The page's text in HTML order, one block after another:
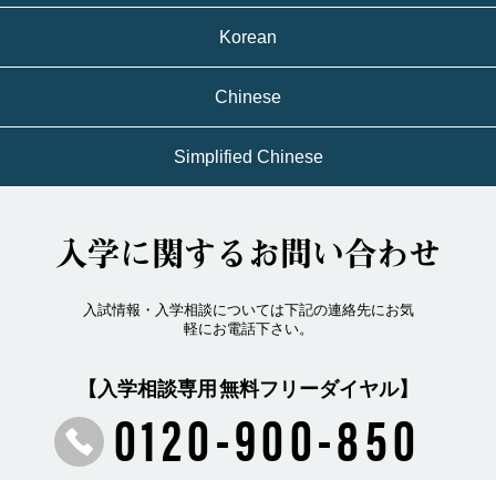
Korean
Chinese
Simplified Chinese
入学に関するお問い合わせ
入試情報・入学相談については下記の連絡先にお気
軽にお電話下さい。
0120-900-850
【入学相談専用 無料フリーダイヤル】